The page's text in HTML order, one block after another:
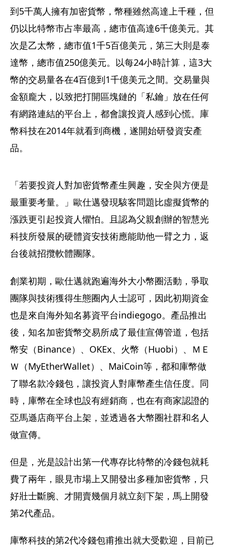
到5千萬人擁有加密貨幣，幣種雖然高達上千種，但
仍以比特幣市占率最高，總市值高達6千億美元。其
次是乙太幣，總市值1千5百億美元，第三大則是泰
達幣，總市值250億美元。以每24小時計算，這3大
幣的交易量各在4百億到1千億美元之間。交易量與
金額龐大，以致把打開區塊鏈的「私鑰」放在任何
有網路連結的平台上，都會讓投資人感到心慌。庫
幣科技在2014年就看到商機，遂開始研發資安產
品。
「若要投資人對加密貨幣產生興趣，安全與方便是
最重要考量。」歐仕邁發現駭客問題比虛擬貨幣的
漲跌更引起投資人懼怕。且認為父親創辦的智慧光
科技所發展的硬體資安技術應能助他一臂之力，返
台後就招攬軟體團隊。
創業初期，歐仕邁就跑遍海外大小幣圈活動，爭取
團隊與技術獲得生態圈內人士認可，因此初期資金
也是來自海外知名募資平台indiegogo。產品推出
後，知名加密貨幣交易所成了最佳宣傳管道，包括
幣安（Binance）、OKEx、火幣（Huobi）、ＭＥ
Ｗ（MyEtherWallet）、MaiCoin等，都和庫幣做
了聯名款冷錢包，讓投資人對庫幣產生信任度。同
時，庫幣在全球也設有經銷商，也在有商家認證的
亞馬遜店商平台上架，並透過各大幣圈社群和名人
做宣傳。
但是，光是設計出第一代專存比特幣的冷錢包就耗
費了兩年，眼見市場上又開發出多種加密貨幣，只
好壯士斷腕、才開賣幾個月就立刻下架，馬上開發
第2代產品。
庫幣科技的第2代冷錢包甫推出就大受歡迎，目前已